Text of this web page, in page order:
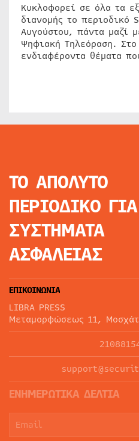
Κυκλοφορεί σε όλα τα
διανομής το
Αυγούστου, πάντα μαζί
Ψηφιακή Τηλεόραση.
ενδιαφέροντα θέματα
ΤΟ ΑΠΟΛΥΤΟ
ΠΕΡΙΟΔΙΚΟ
ΣΥΣΤΗΜΑΤΑ
ΑΣΦΑΛΕΙΑΣ
ΕΠΙΚΟΙΝΩΝΙΑ
LIBRA PRESS
Μεταμορφώσεως 11,
ΕΝΗΜΕΡΩΤΙΚΑ ΔΕΛΤΙΑ